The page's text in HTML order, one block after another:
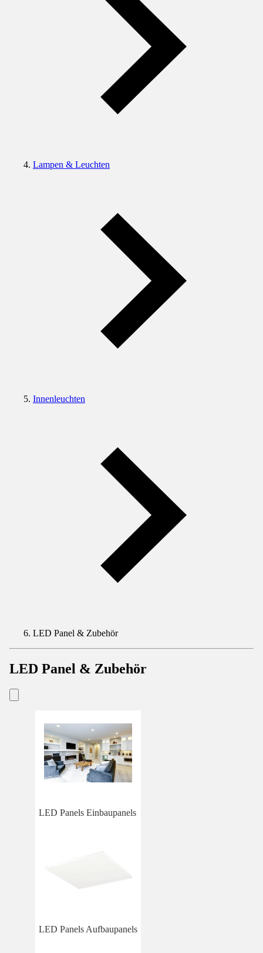
Lampen & Leuchten
Innenleuchten
LED Panel & Zubehör
LED Panel & Zubehör
LED Panels Einbaupanels
LED Panels Aufbaupanels